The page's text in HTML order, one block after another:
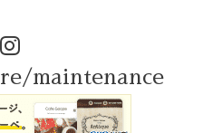
maintenance